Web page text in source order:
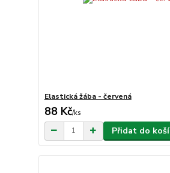
Elastická žába - červená
88 Kč/ks
Přidat do